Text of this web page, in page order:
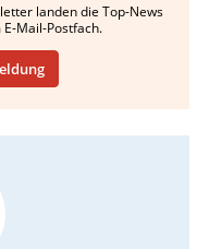
landen die Top-News
Mail-Postfach.